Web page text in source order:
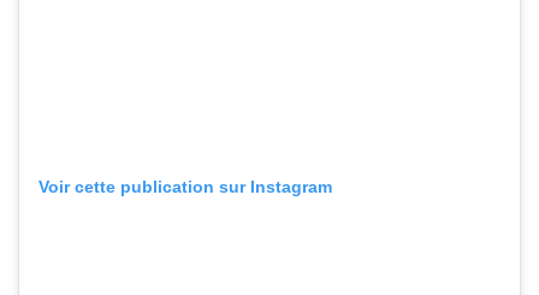
Voir cette publication sur Instagram